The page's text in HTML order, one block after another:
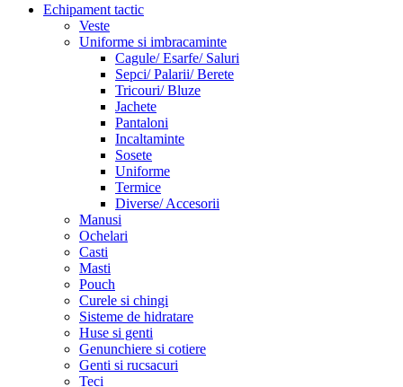
Echipament tactic
Veste
Uniforme si imbracaminte
Cagule/ Esarfe/ Saluri
Sepci/ Palarii/ Berete
Tricouri/ Bluze
Jachete
Pantaloni
Incaltaminte
Sosete
Uniforme
Termice
Diverse/ Accesorii
Manusi
Ochelari
Casti
Masti
Pouch
Curele si chingi
Sisteme de hidratare
Huse si genti
Genunchiere si cotiere
Genti si rucsacuri
Teci